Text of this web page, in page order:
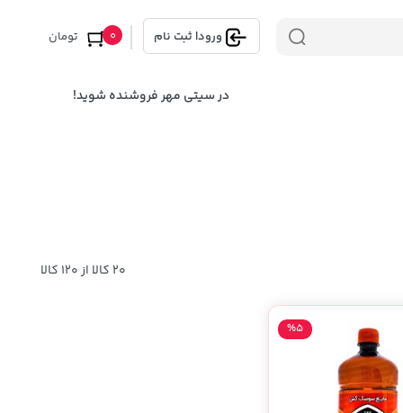
ورود| ثبت نام تومان 0
در سیتی مهر فروشنده شوید!
20 کالا از 120 کالا
%5